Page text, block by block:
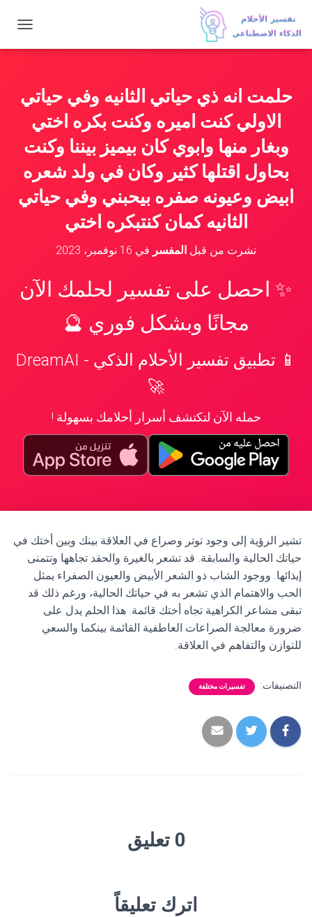
ب
ا
ق
حلمت انه ذي حياتي الثانيه وفي حياتي
الاولي كنت اميره وكنت بكره اختي
وبغار منها وابوي كان بيميز بيننا وكنت
بحاول اقتلها كثير وكان في ولد شعره
ابيض وعيونه صفره بيحبني وفي حياتي
الثانيه كمان كنتبكره اختي
نشرت من قبل المفسر في 16 نوفمبر، 2023
✨ احصل على تفسير لحلمك الآن
مجانًا وبشكل فوري 🔮
📱 تطبيق تفسير الأحلام الذكي - DreamAI
🚀
حمله الآن لتكتشف أسرار أحلامك بسهولة !
تشير الرؤية إلى وجود توتر وصراع في العلاقة بينك وبين أختك في
حياتك الحالية والسابقة. قد تشعر بالغيرة والحقد تجاهها وتتمنى
إيذائها. ووجود الشاب ذو الشعر الأبيض والعيون الصفراء يمثل
الحب والاهتمام الذي تشعر به في حياتك الحالية، ورغم ذلك قد
تبقى مشاعر الكراهية تجاه أختك قائمة. هذا الحلم يدل على
ضرورة معالجة الصراعات العاطفية القائمة بينكما والسعي
للتوازن والتفاهم في العلاقة.
التصنيفات: تفسيرات مختلفة
0 تعليق
اترك تعليقاً